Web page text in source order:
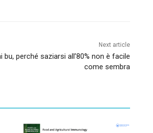
Next article
bu, perché saziarsi all’80% non è facile
come sembra